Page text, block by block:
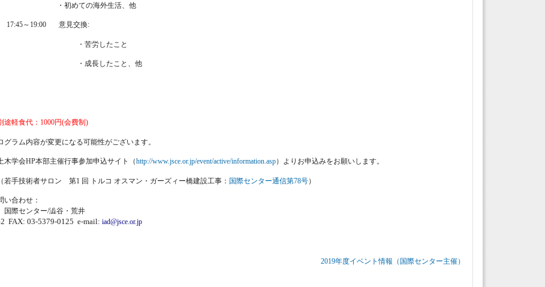
・初めての海外生活、他
17:45～19:00 意見交換:
・苦労したこと
・成長したこと、他
途軽食代：1000円(会費制)
グラム内容が変更になる可能性がございます。
木学会HP本部主催行事参加申込サイト（http://www.jsce.or.jp/event/active/information.asp）よりお申込みをお願いします。
若手技術者サロン 第1 回 トルコ オスマン・ガーズィー橋建設工事： 国際センター通信第78号）
い合わせ：
国際センター/澁谷・荒井
FAX: 03-5379-0125 e-mail:iad@jsce.or.jp
2019年度イベント情報（国際センター主催）